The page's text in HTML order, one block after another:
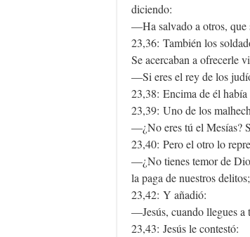
diciendo:
—Ha salvado a otros, que
23,36: También los
Se acercaban a ofrecerle
—Si eres el rey de los
23,38: Encima de él
23,39: Uno de los
—¿No eres tú el Mesías?
23,40: Pero el otro lo
—¿No tienes temor de
la paga de nuestros
23,42: Y añadió:
—Jesús, cuando llegues a
23,43: Jesús le contestó: